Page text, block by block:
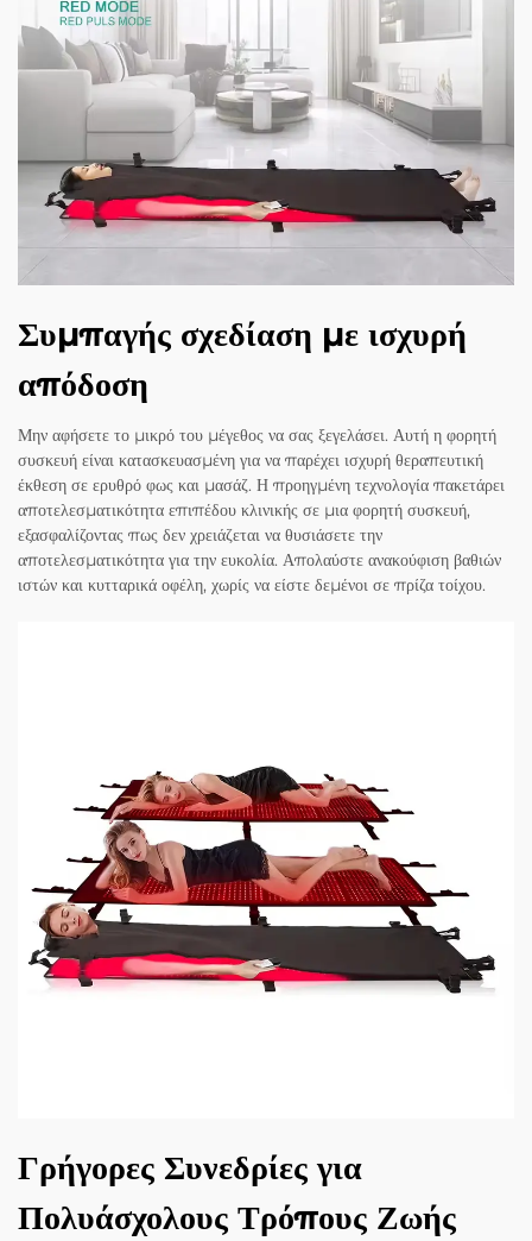
Συμπαγής σχεδίαση με ισχυρή
απόδοση
Μην αφήσετε το μικρό του μέγεθος να σας ξεγελάσει. Αυτή η φορητή
συσκευή είναι κατασκευασμένη για να παρέχει ισχυρή θεραπευτική
έκθεση σε ερυθρό φως και μασάζ. Η προηγμένη τεχνολογία πακετάρει
αποτελεσματικότητα επιπέδου κλινικής σε μια φορητή συσκευή,
εξασφαλίζοντας πως δεν χρειάζεται να θυσιάσετε την
αποτελεσματικότητα για την ευκολία. Απολαύστε ανακούφιση βαθιών
ιστών και κυτταρικά οφέλη, χωρίς να είστε δεμένοι σε πρίζα τοίχου.
Γρήγορες Συνεδρίες για
Πολυάσχολους Τρόπους Ζωής